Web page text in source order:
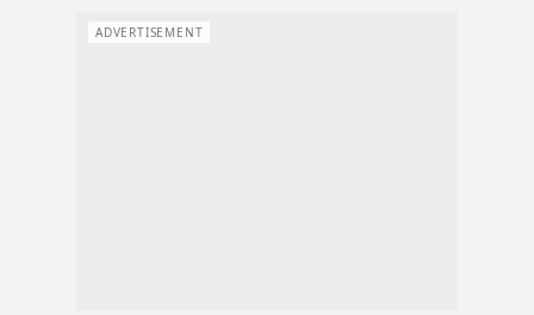
ADVERTISEMENT